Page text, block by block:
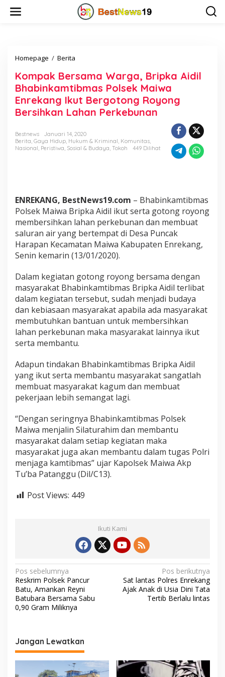
Homepage / Berita
m
p
a
k
B
r
s
a
g
a
,
B
r
i
p
a
A
i
d
i
l
B
a
i
n
k
m
i
b
m
s
P
o
s
i
w
E
r
e
k
a
I
k
t
B
Kompak Bersama Warga, Bripka Aidil
Bhabinkamtibmas Polsek Maiwa
Enrekang Ikut Bergotong Royong
Bersihkan Lahan Perkebunan
Bestnews
Januari 14, 2020
Berita, Gaya Hidup, Hukum & Kriminal, Komunitas,
Nasional, Peristiwa, Sosial & Budaya, Tokoh 449 Dilihat
ENREKANG, BestNews19.com – Bhabinkamtibmas
Polsek Maiwa Bripka Aidil ikut serta gotong royong
membersihkan lahan perkebunan dan membuat
saluran air yang bertempat di Desa Puncak
Harapan Kecamatan Maiwa Kabupaten Enrekang,
Senin kemarin (13/01/2020).
Dalam kegiatan gotong royong bersama dengan
masyarakat Bhabinkamtibmas Bripka Aidil terlibat
dalam kegiatan tersebut, sudah menjadi budaya
dan kebiasaan masyarakat apabila ada masyarakat
membutuhkan bantuan untuk membersihkan
lahan perkebunan maka masyarakat lainnya ikut
serta membantu.
Adapun tindakan Bhabinkamtibmas Bripka Aidil
yang ikut serta membantu masyarakat sangatlah
membuat masyarakat kagum dan membuat
pekerjaan lebih semangat lagi.
“Dengan seringnya Bhabinkamtibmas Polsek
Maiwa menjalin Silaturahim dan membantu
masyarakat dalam setiap kegiatan maka
masyarakat juga akan membantu dalam tugas Polri
menjaga kamtibmas” ujar Kapolsek Maiwa Akp
Tu’ba Patanggu (Dil/C13).
Post Views: 449
Ikuti Kami
N
a
v
i
a
s
i
Pos sebelumnya
Reskrim Polsek Pancur
Batu, Amankan Reyni
Batubara Bersama Sabu
0,90 Gram Miliknya
Pos berikutnya
Sat lantas Polres Enrekang
Ajak Anak di Usia Dini Tata
Tertib Berlalu lintas
Jangan Lewatkan